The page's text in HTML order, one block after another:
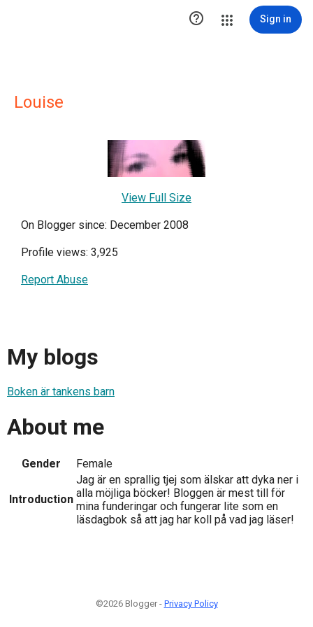
 Sign in
Louise
View Full Size
On Blogger since: December 2008
Profile views: 3,925
Report Abuse
My blogs
Boken är tankens barn
About me
Gender Female
Introduction
Jag är en sprallig tjej som älskar att dyka ner i
alla möjliga böcker! Bloggen är mest till för
mina funderingar och fungerar lite som en
läsdagbok så att jag har koll på vad jag läser!
©2026 Blogger - Privacy Policy